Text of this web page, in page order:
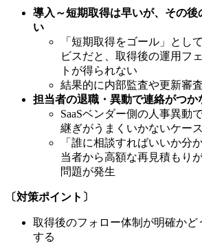
導入～短期取得は早いが、その後
い
「短期取得をゴール」とし
ビスだと、取得後の運用フ
トが得られない
結果的に内部監査や更新審
担当者の退職・異動で連絡がつか
SaaSベンダー側の人事異動
継ぎがうまくいかないケース
「誰に相談すればいいか分
当者から高額な再見積もり
問題が発生
〔対策ポイント〕
取得後のフォロー体制が明確かど
する